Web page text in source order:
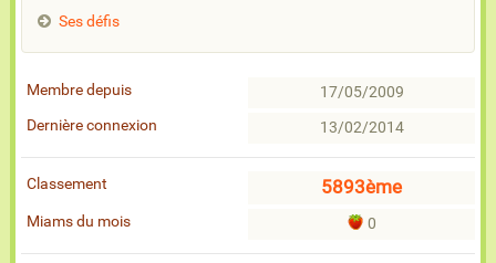
Ses défis
Membre depuis
17/05/2009
Dernière connexion
13/02/2014
Classement 5893ème
Miams du mois 0